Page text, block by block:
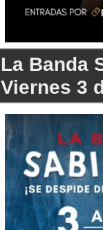
La Banda
Viernes 3